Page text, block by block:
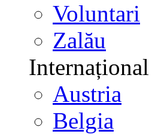
Voluntari
Zalău
Internațional
Austria
Belgia